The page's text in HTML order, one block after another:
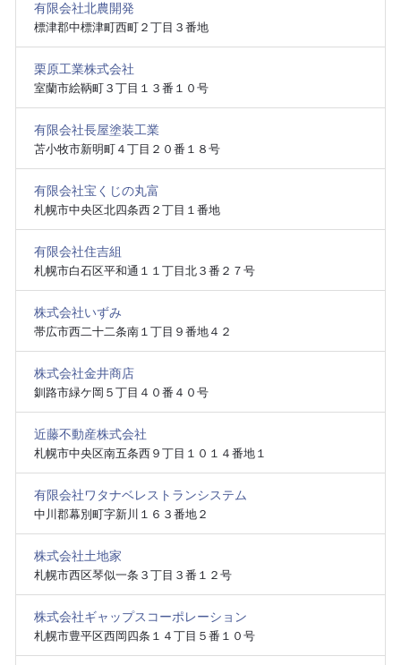
有限会社北農開発
標津郡中標津町西町２丁目３番地
栗原工業株式会社
室蘭市絵鞆町３丁目１３番１０号
有限会社長屋塗装工業
苫小牧市新明町４丁目２０番１８号
有限会社宝くじの丸富
札幌市中央区北四条西２丁目１番地
有限会社住吉組
札幌市白石区平和通１１丁目北３番２７号
株式会社いずみ
帯広市西二十二条南１丁目９番地４２
株式会社金井商店
釧路市緑ケ岡５丁目４０番４０号
近藤不動産株式会社
札幌市中央区南五条西９丁目１０１４番地１
有限会社ワタナベレストランシステム
中川郡幕別町字新川１６３番地２
株式会社土地家
札幌市西区琴似一条３丁目３番１２号
株式会社ギャップスコーポレーション
札幌市豊平区西岡四条１４丁目５番１０号